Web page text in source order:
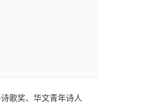
歌奖、华文青年诗人